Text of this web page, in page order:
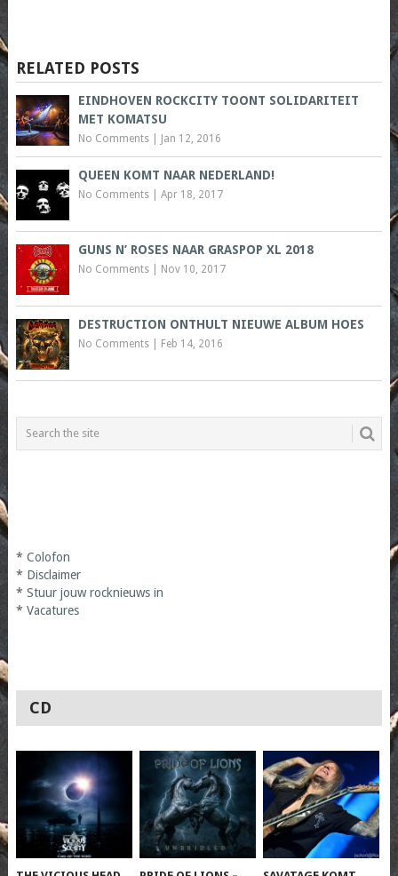
RELATED POSTS
EINDHOVEN ROCKCITY TOONT SOLIDARITEIT
MET KOMATSU
No Comments| Jan 12, 2016
QUEEN KOMT NAAR NEDERLAND!
No Comments| Apr 18, 2017
GUNS N’ ROSES NAAR GRASPOP XL 2018
No Comments| Nov 10, 2017
DESTRUCTION ONTHULT NIEUWE ALBUM HOES
No Comments| Feb 14, 2016
* Colofon
* Disclaimer
* Stuur jouw rocknieuws in
* Vacatures
CD